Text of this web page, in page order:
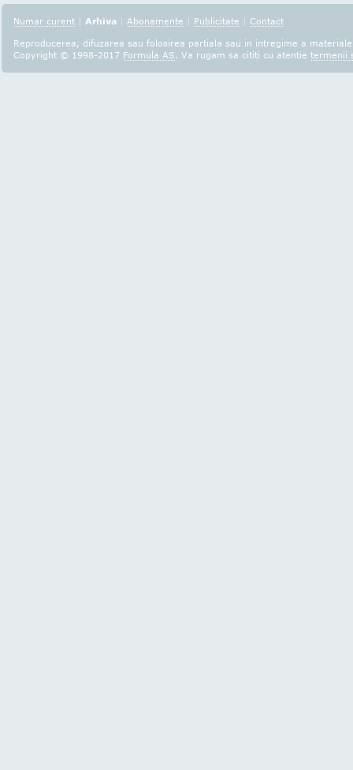
Numar curent | Arhiva | Abonamente | Publicitate | Contact
Reproducerea, difuzarea sau folosirea partiala sau in intregime a
Copyright © 1998-2017 Formula AS. Va rugam sa cititi cu atentie termenii